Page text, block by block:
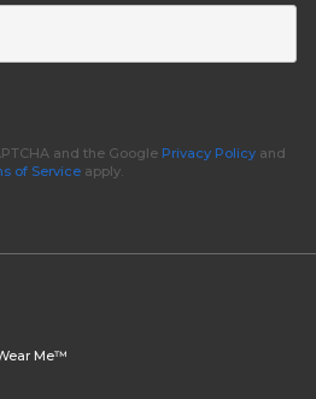
and the Google Privacy Policy and
of Serviceapply.
Me™